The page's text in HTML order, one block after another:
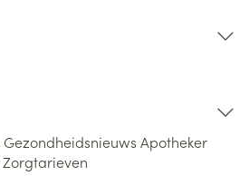
Gezondheidsnieuws Apotheker
Zorgtarieven